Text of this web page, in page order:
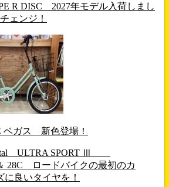
R DISC 2027年モデル入荷しまし
ェンジ！
ベガス 新色登場！